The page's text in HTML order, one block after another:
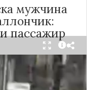
мужчина
пассажир
маршрута
инцидент с
Как